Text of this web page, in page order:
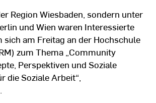
Region Wiesbaden, sondern unter
und Wien waren Interessierte
sich am Freitag an der Hochschule
zum Thema „Community
Perspektiven und Soziale
die Soziale Arbeit“,